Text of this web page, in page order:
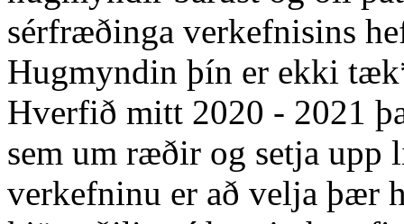
sérfræðinga verkefnisins
Hugmyndin þín er ekki
Hverfið mitt 2020 - 2021
sem um ræðir og setja upp
verkefninu er að velja þær